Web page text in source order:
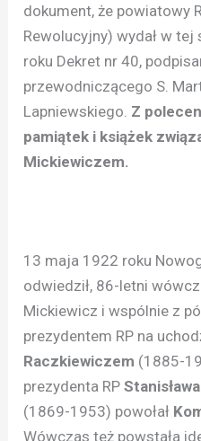
dokument, że powiatowy
Rewolucyjny) wydał w
roku Dekret nr 40,
przewodniczącego S.
Lapniewskiego. Z
pamiątek i książek
Mickiewiczem.
13 maja 1922 roku
odwiedził, 86-letni
Mickiewicz i wspólnie z
prezydentem RP na
Raczkiewiczem (1885-
prezydenta RP
(1869-1953) powołał
Wówczas też powstała